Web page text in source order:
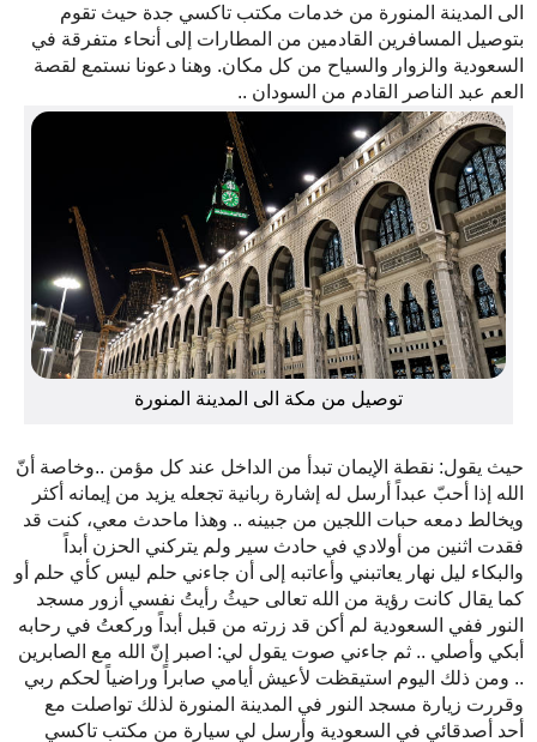
الى المدينة المنورة من خدمات مكتب تاكسي جدة حيث تقوم
بتوصيل المسافرين القادمين من المطارات إلى أنحاء متفرقة في
السعودية والزوار والسياح من كل مكان. وهنا دعونا نستمع لقصة
العم عبد الناصر القادم من السودان ..
توصيل من مكة الى المدينة المنورة
حيث يقول: نقطة الإيمان تبدأ من الداخل عند كل مؤمن ..وخاصة أنّ
الله إذا أحبّ عبداً أرسل له إشارة ربانية تجعله يزيد من إيمانه أكثر
ويخالط دمعه حبات اللجين من جبينه .. وهذا ماحدث معي، كنت قد
فقدت اثنين من أولادي في حادث سير ولم يتركني الحزن أبداً
والبكاء ليل نهار يعاتبني وأعاتبه إلى أن جاءني حلم ليس كأي حلم أو
كما يقال كانت رؤية من الله تعالى حيثُ رأيتُ نفسي أزور مسجد
النور ففي السعودية لم أكن قد زرته من قبل أبداً وركعتُ في رحابه
أبكي وأصلي .. ثم جاءني صوت يقول لي: اصبر إنّ الله مع الصابرين
.. ومن ذلك اليوم استيقظت لأعيش أيامي صابراً وراضياً لحكم ربي
وقررت زيارة مسجد النور في المدينة المنورة لذلك تواصلت مع
أحد أصدقائي في السعودية وأرسل لي سيارة من مكتب تاكسي